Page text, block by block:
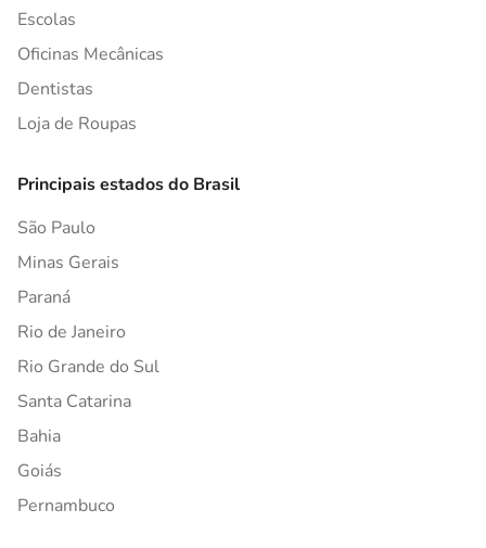
Escolas
Oficinas Mecânicas
Dentistas
Loja de Roupas
Principais estados do Brasil
São Paulo
Minas Gerais
Paraná
Rio de Janeiro
Rio Grande do Sul
Santa Catarina
Bahia
Goiás
Pernambuco